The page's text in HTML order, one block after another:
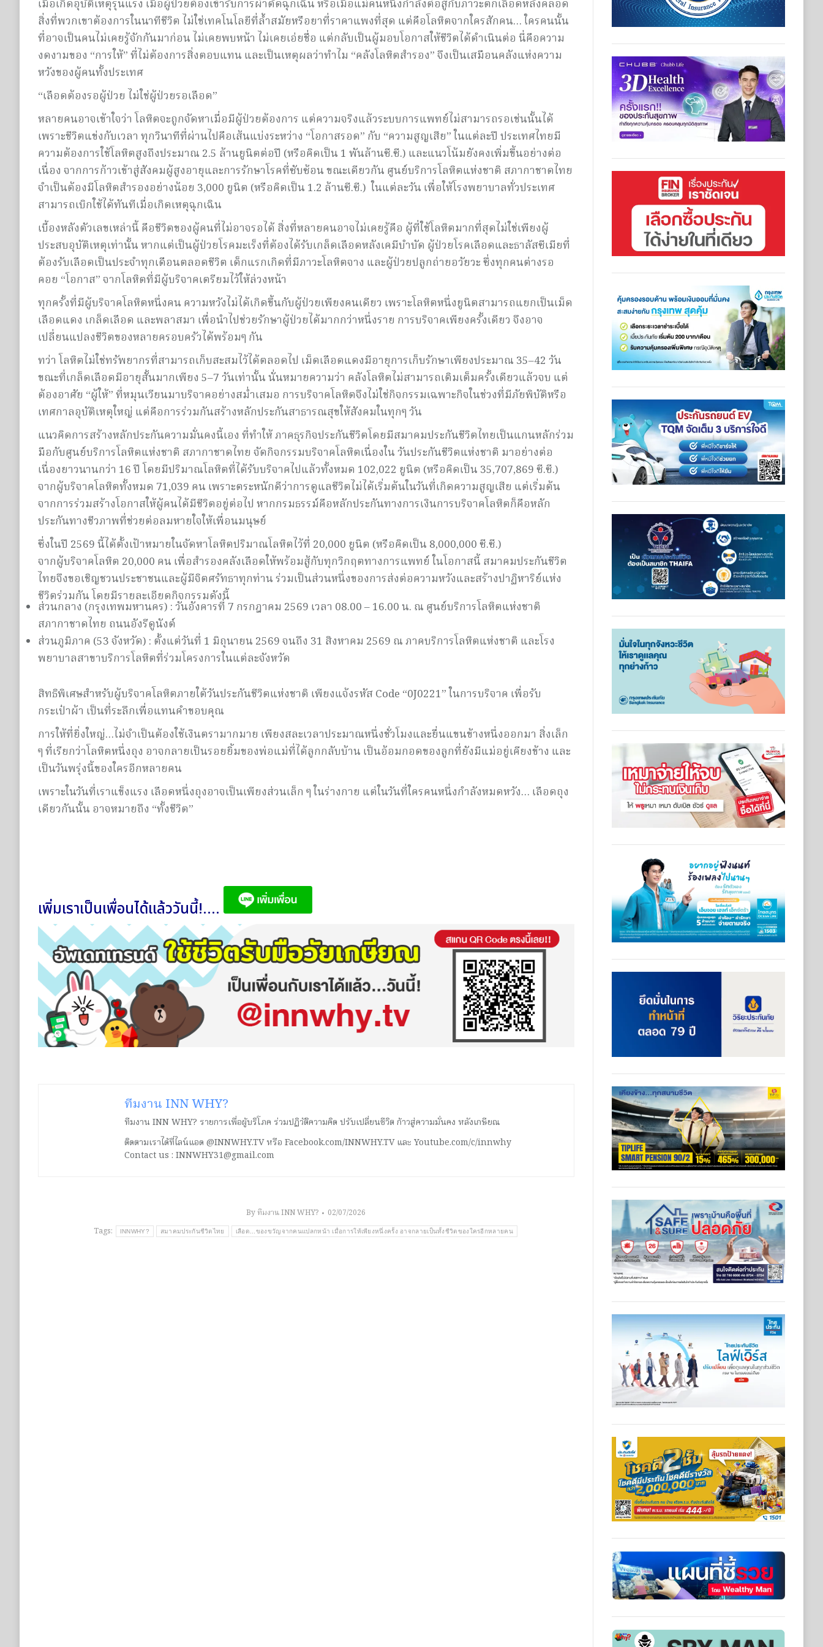
เมื่อเกิดอุบัติเหตุรุนแรง เมื่อผู้ป่วยต้องเข้ารับการผ่าตัดฉุกเฉิน หรือเมื่อแม่คนหนึ่งกำลังต่อสู้กับภาวะตกเลือดหลังคลอด
สิ่งที่พวกเขาต้องการในนาทีชีวิต ไม่ใช่เทคโนโลยีที่ล้ำสมัยหรือยาที่ราคาแพงที่สุด แต่คือโลหิตจากใครสักคน… ใครคนนั้น
ที่อาจเป็นคนไม่เคยรู้จักกันมาก่อน ไม่เคยพบหน้า ไม่เคยเอ่ยชื่อ แต่กลับเป็นผู้มอบโอกาสให้ชีวิตได้ดำเนินต่อ นี่คือความ
งดงามของ “การให้” ที่ไม่ต้องการสิ่งตอบแทน และเป็นเหตุผลว่าทำไม “คลังโลหิตสำรอง” จึงเป็นเสมือนคลังแห่งความ
หวังของผู้คนทั้งประเทศ
“เลือดต้องรอผู้ป่วย ไม่ใช่ผู้ป่วยรอเลือด”
หลายคนอาจเข้าใจว่า โลหิตจะถูกจัดหาเมื่อมีผู้ป่วยต้องการ แต่ความจริงแล้วระบบการแพทย์ไม่สามารถรอเช่นนั้นได้
เพราะชีวิตแข่งกับเวลา ทุกวินาทีที่ผ่านไปคือเส้นแบ่งระหว่าง “โอกาสรอด” กับ “ความสูญเสีย” ในแต่ละปี ประเทศไทยมี
ความต้องการใช้โลหิตสูงถึงประมาณ 2.5 ล้านยูนิตต่อปี (หรือคิดเป็น 1 พันล้านซี.ซี.) และแนวโน้มยังคงเพิ่มขึ้นอย่างต่อ
เนื่อง จากการก้าวเข้าสู่สังคมผู้สูงอายุและการรักษาโรคที่ซับซ้อน ขณะเดียวกัน ศูนย์บริการโลหิตแห่งชาติ สภากาชาดไทย
จำเป็นต้องมีโลหิตสำรองอย่างน้อย 3,000 ยูนิต (หรือคิดเป็น 1.2 ล้านซี.ซี.) ในแต่ละวัน เพื่อให้โรงพยาบาลทั่วประเทศ
สามารถเบิกใช้ได้ทันทีเมื่อเกิดเหตุฉุกเฉิน
เบื้องหลังตัวเลขเหล่านี้ คือชีวิตของผู้คนที่ไม่อาจรอได้ สิ่งที่หลายคนอาจไม่เคยรู้คือ ผู้ที่ใช้โลหิตมากที่สุดไม่ใช่เพียงผู้
ประสบอุบัติเหตุเท่านั้น หากแต่เป็นผู้ป่วยโรคมะเร็งที่ต้องได้รับเกล็ดเลือดหลังเคมีบำบัด ผู้ป่วยโรคเลือดและธาลัสซีเมียที่
ต้องรับเลือดเป็นประจำทุกเดือนตลอดชีวิต เด็กแรกเกิดที่มีภาวะโลหิตจาง และผู้ป่วยปลูกถ่ายอวัยวะ ซึ่งทุกคนต่างรอ
คอย “โอกาส” จากโลหิตที่มีผู้บริจาคเตรียมไว้ให้ล่วงหน้า
ทุกครั้งที่มีผู้บริจาคโลหิตหนึ่งคน ความหวังไม่ได้เกิดขึ้นกับผู้ป่วยเพียงคนเดียว เพราะโลหิตหนึ่งยูนิตสามารถแยกเป็นเม็ด
เลือดแดง เกล็ดเลือด และพลาสมา เพื่อนำไปช่วยรักษาผู้ป่วยได้มากกว่าหนึ่งราย การบริจาคเพียงครั้งเดียว จึงอาจ
เปลี่ยนแปลงชีวิตของหลายครอบครัวได้พร้อมๆ กัน
ทว่า โลหิตไม่ใช่ทรัพยากรที่สามารถเก็บสะสมไว้ได้ตลอดไป เม็ดเลือดแดงมีอายุการเก็บรักษาเพียงประมาณ 35–42 วัน
ขณะที่เกล็ดเลือดมีอายุสั้นมากเพียง 5–7 วันเท่านั้น นั่นหมายความว่า คลังโลหิตไม่สามารถเติมเต็มครั้งเดียวแล้วจบ แต่
ต้องอาศัย “ผู้ให้” ที่หมุนเวียนมาบริจาคอย่างสม่ำเสมอ การบริจาคโลหิตจึงไม่ใช่กิจกรรมเฉพาะกิจในช่วงที่มีภัยพิบัติหรือ
เทศกาลอุบัติเหตุใหญ่ แต่คือการร่วมกันสร้างหลักประกันสาธารณสุขให้สังคมในทุกๆ วัน
แนวคิดการสร้างหลักประกันความมั่นคงนี้เอง ที่ทำให้ ภาคธุรกิจประกันชีวิตโดยมีสมาคมประกันชีวิตไทยเป็นแกนหลักร่วม
มือกับศูนย์บริการโลหิตแห่งชาติ สภากาชาดไทย จัดกิจกรรมบริจาคโลหิตเนื่องใน วันประกันชีวิตแห่งชาติ มาอย่างต่อ
เนื่องยาวนานกว่า 16 ปี โดยมีปริมาณโลหิตที่ได้รับบริจาคไปแล้วทั้งหมด 102,022 ยูนิต (หรือคิดเป็น 35,707,869 ซี.ซี.)
จากผู้บริจาคโลหิตทั้งหมด 71,039 คน เพราะตระหนักดีว่าการดูแลชีวิตไม่ได้เริ่มต้นในวันที่เกิดความสูญเสีย แต่เริ่มต้น
จากการร่วมสร้างโอกาสให้ผู้คนได้มีชีวิตอยู่ต่อไป หากกรมธรรม์คือหลักประกันทางการเงินการบริจาคโลหิตก็คือหลัก
ประกันทางชีวภาพที่ช่วยต่อลมหายใจให้เพื่อนมนุษย์
ซึ่งในปี 2569 นี้ได้ตั้งเป้าหมายในจัดหาโลหิตปริมาณโลหิตไว้ที่ 20,000 ยูนิต (หรือคิดเป็น 8,000,000 ซี.ซี.)
จากผู้บริจาคโลหิต 20,000 คน เพื่อสำรองคลังเลือดให้พร้อมสู้กับทุกวิกฤตทางการแพทย์ ในโอกาสนี้ สมาคมประกันชีวิต
ไทยจึงขอเชิญชวนประชาชนและผู้มีจิตศรัทธาทุกท่าน ร่วมเป็นส่วนหนึ่งของการส่งต่อความหวังและสร้างปาฏิหาริย์แห่ง
ชีวิตร่วมกัน โดยมีรายละเอียดกิจกรรมดังนี้
ส่วนกลาง (กรุงเทพมหานคร) : วันอังคารที่ 7 กรกฎาคม 2569 เวลา 08.00 – 16.00 น. ณ ศูนย์บริการโลหิตแห่งชาติ
สภากาชาดไทย ถนนอังรีดูนังต์
ส่วนภูมิภาค (53 จังหวัด) : ตั้งแต่วันที่ 1 มิถุนายน 2569 จนถึง 31 สิงหาคม 2569 ณ ภาคบริการโลหิตแห่งชาติ และโรง
พยาบาลสาขาบริการโลหิตที่ร่วมโครงการในแต่ละจังหวัด
สิทธิพิเศษสำหรับผู้บริจาคโลหิตภายใต้วันประกันชีวิตแห่งชาติ เพียงแจ้งรหัส Code “0J0221” ในการบริจาค เพื่อรับ
กระเป๋าผ้า เป็นที่ระลึกเพื่อแทนคำขอบคุณ
การให้ที่ยิ่งใหญ่…ไม่จำเป็นต้องใช้เงินตรามากมาย เพียงสละเวลาประมาณหนึ่งชั่วโมงและยื่นแขนข้างหนึ่งออกมา สิ่งเล็ก
ๆ ที่เรียกว่าโลหิตหนึ่งถุง อาจกลายเป็นรอยยิ้มของพ่อแม่ที่ได้ลูกกลับบ้าน เป็นอ้อมกอดของลูกที่ยังมีแม่อยู่เคียงข้าง และ
เป็นวันพรุ่งนี้ของใครอีกหลายคน
เพราะในวันที่เราแข็งแรง เลือดหนึ่งถุงอาจเป็นเพียงส่วนเล็ก ๆ ในร่างกาย แต่ในวันที่ใครคนหนึ่งกำลังหมดหวัง… เลือดถุง
เดียวกันนั้น อาจหมายถึง “ทั้งชีวิต”
เพิ่มเราเป็นเพื่อนได้แล้ววันนี้!....
ทีมงาน INN WHY?
ทีมงาน INN WHY? รายการเพื่อผู้บริโภค ร่วมปฏิวัติความคิด ปรับเปลี่ยนชีวิต ก้าวสู่ความมั่นคง หลังเกษียณ
ติดตามเราได้ที่ไลน์แอด @INNWHY.TV หรือ Facebook.com/INNWHY.TV และ Youtube.com/c/innwhy
Contact us : INNWHY31@gmail.com
Byทีมงาน INN WHY?
02/07/2026
Tags:
INNWHY? สมาคมประกันชีวิตไทย เลือด...ของขวัญจากคนแปลกหน้า เมื่อการให้เพียงหนึ่งครั้ง อาจกลายเป็นทั้งชีวิตของใครอีกหลายคน